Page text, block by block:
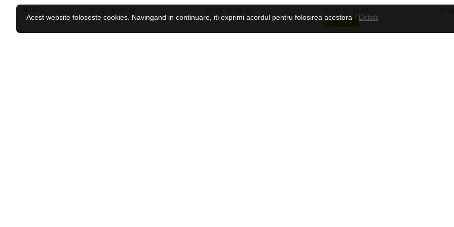
Acest website foloseste cookies. Navingand in continuare, iti exprimi acordul pentru folosirea acestora - Detalii